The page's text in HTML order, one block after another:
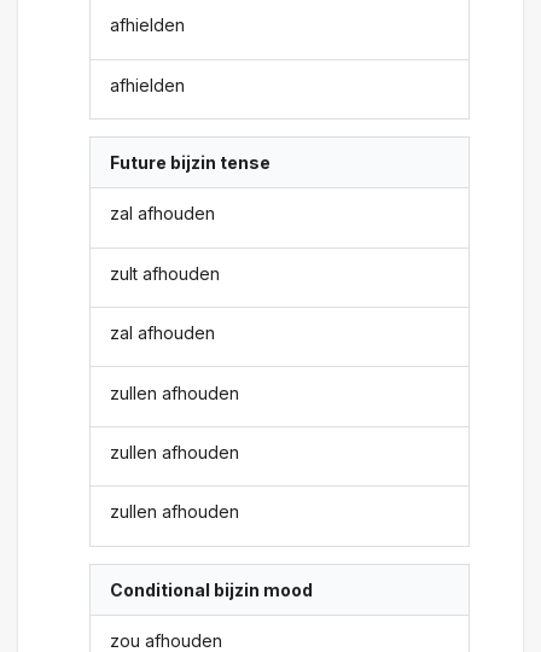
afhielden
afhielden
Future bijzin tense
zal afhouden
zult afhouden
zal afhouden
zullen afhouden
zullen afhouden
zullen afhouden
Conditional bijzin mood
zou afhouden